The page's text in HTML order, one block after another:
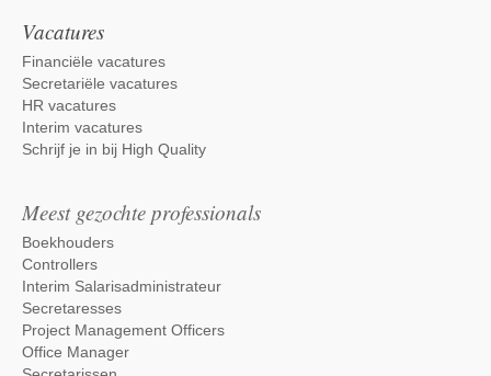
Vacatures
Financiële vacatures
Secretariële vacatures
HR vacatures
Interim vacatures
Schrijf je in bij High Quality
Meest gezochte professionals
Boekhouders
Controllers
Interim Salarisadministrateur
Secretaresses
Project Management Officers
Office Manager